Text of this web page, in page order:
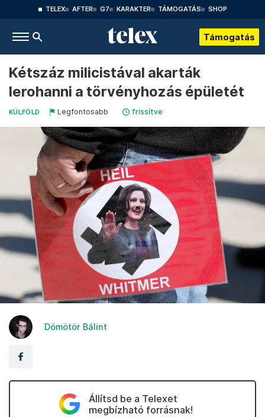
TELEX AFTER G7 KARAKTER TÁMOGATÁS SHOP
Támogatás
Kétszáz milicistával akarták
lerohanni a törvényhozás épületét
KÜLFÖLD Legfontosabb frissítve
Dömötör Bálint
Állítsd be a Telexet
megbízható forrásnak!